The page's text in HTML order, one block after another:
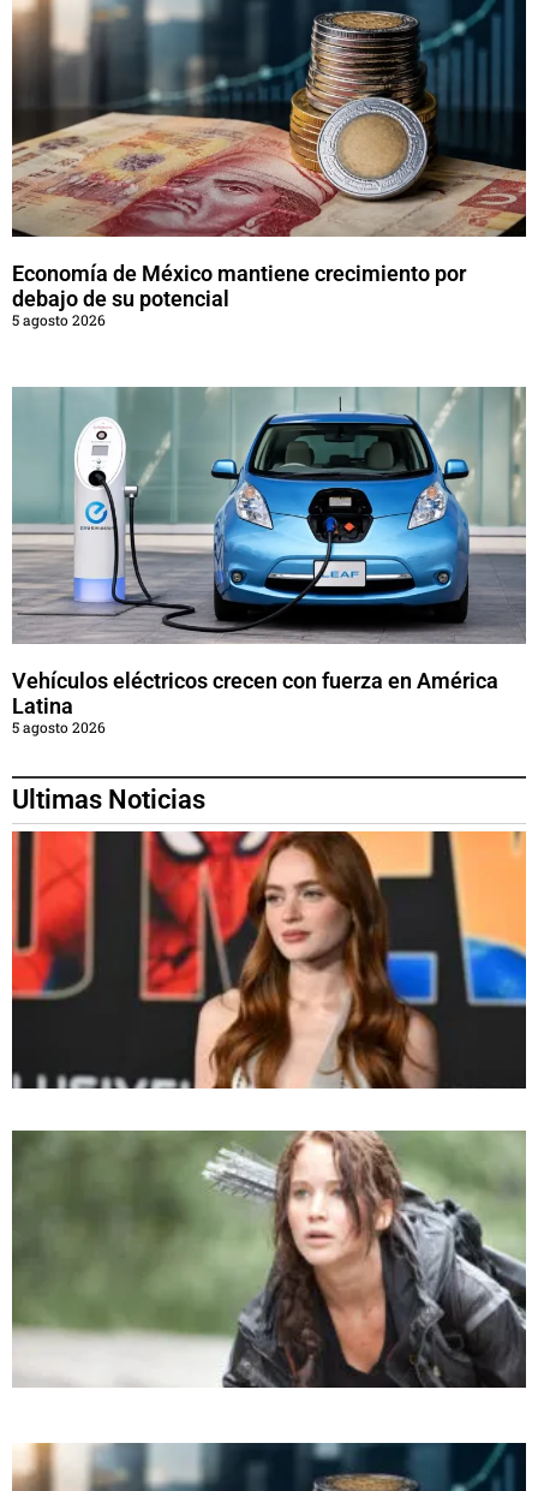
Economía de México mantiene crecimiento por
debajo de su potencial
5 agosto 2026
Vehículos eléctricos crecen con fuerza en América
Latina
5 agosto 2026
Ultimas Noticias